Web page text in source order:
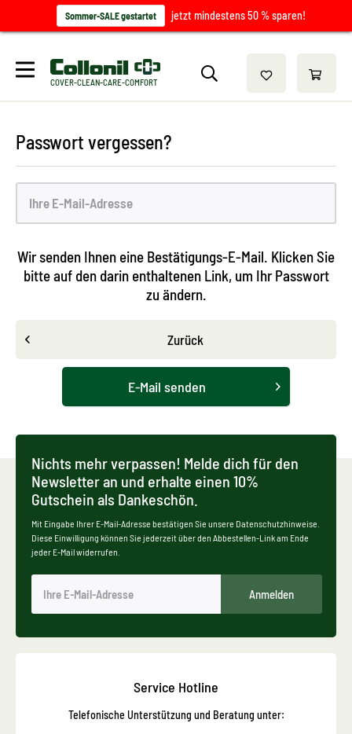
Sommer-SALE gestartet jetzt mindestens 50 % sparen!
COVER-CLEAN-CARE-COMFORT
Passwort vergessen?
Wir senden Ihnen eine Bestätigungs-E-Mail. Klicken Sie
bitte auf den darin enthaltenen Link, um Ihr Passwort
zu ändern.
Zurück
E-Mail senden
Nichts mehr verpassen! Melde dich für den
Newsletter an und erhalte einen 10%
Gutschein als Dankeschön.
Mit Eingabe Ihrer E-Mail-Adresse bestätigen Sie unsere Datenschutzhinweise.
Diese Einwilligung können Sie jederzeit über den Abbestellen-Link am Ende
jeder E-Mail widerrufen.
Anmelden
Service Hotline
Telefonische Unterstützung und Beratung unter: